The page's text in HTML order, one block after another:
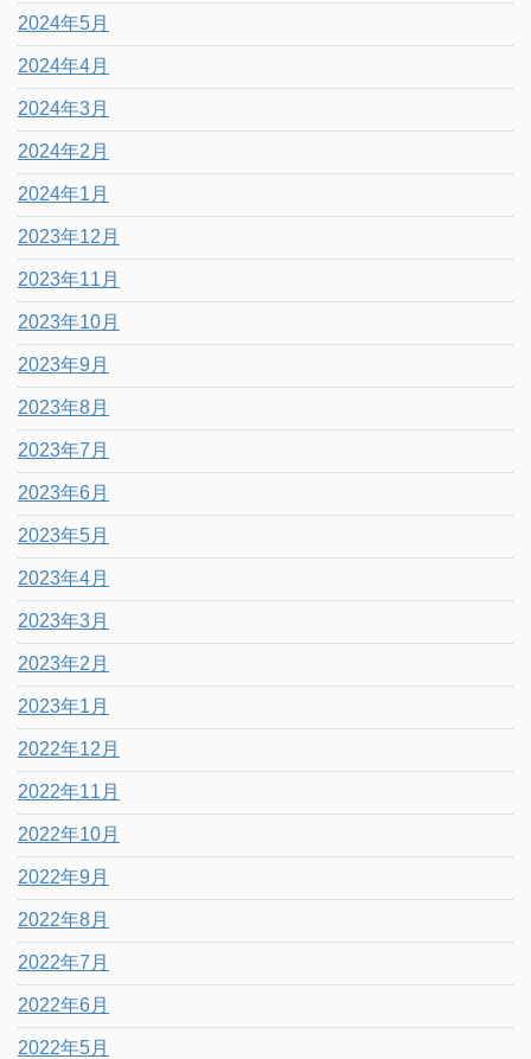
2024年5月
2024年4月
2024年3月
2024年2月
2024年1月
2023年12月
2023年11月
2023年10月
2023年9月
2023年8月
2023年7月
2023年6月
2023年5月
2023年4月
2023年3月
2023年2月
2023年1月
2022年12月
2022年11月
2022年10月
2022年9月
2022年8月
2022年7月
2022年6月
2022年5月